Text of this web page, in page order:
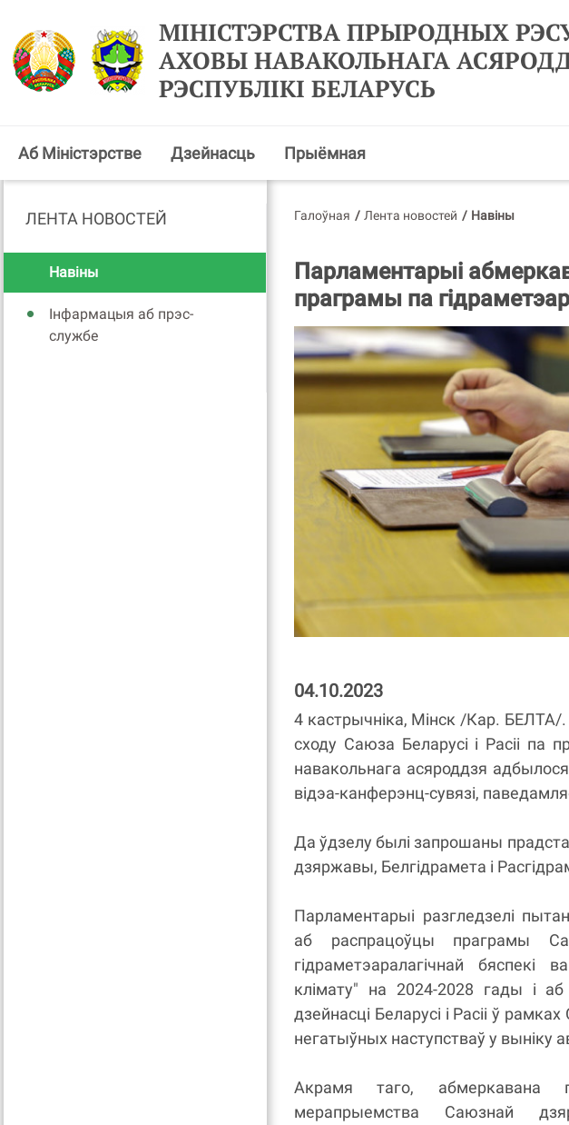
МІНІСТЭРСТВА ПРЫРОДНЫХ
АХОВЫ НАВАКОЛЬНАГА
РЭСПУБЛІКІ БЕЛАРУСЬ
Аб Міністэрстве Дзейнасць Прыёмная
ЛЕНТА НОВОСТЕЙ
Навіны
Інфармацыя аб прэс-
службе
Галоўная / Лента новостей / Навіны
Парламентарыі
праграмы па
04.10.2023
4 кастрычніка, Мінск /Кар. БЕЛТА/
сходу Саюза Беларусі і Расіі па
навакольнага асяроддзя
відэа-канферэнц-сувязі,
Да ўдзелу былі запрошаны
дзяржавы, Белгідрамета і
Парламентарыі разгледзелі
аб распрацоўцы праграмы
гідраметэаралагічнай бяспекі
клімату" на 2024-2028 гады і
дзейнасці Беларусі і Расіі ў
негатыўных наступстваў у выніку
Акрамя таго, абмеркавана
мерапрыемства Саюзнай